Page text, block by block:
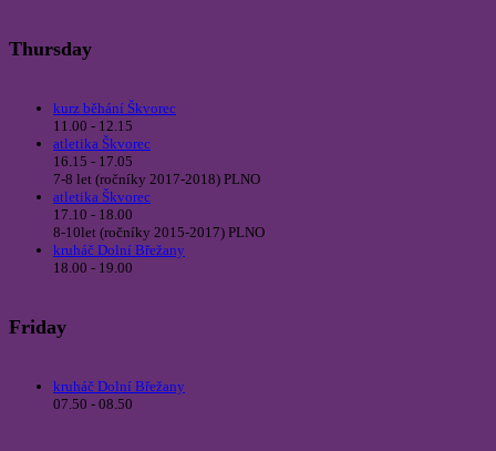
Thursday
kurz běhání Škvorec
11.00 - 12.15
atletika Škvorec
16.15 - 17.05
7-8 let (ročníky 2017-2018) PLNO
atletika Škvorec
17.10 - 18.00
8-10let (ročníky 2015-2017) PLNO
kruháč Dolní Břežany
18.00 - 19.00
Friday
kruháč Dolní Břežany
07.50 - 08.50